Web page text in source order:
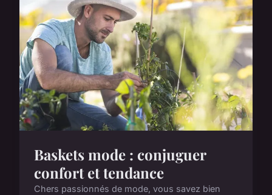
Baskets mode : conjuguer
confort et tendance
Chers passionnés de mode, vous savez bien